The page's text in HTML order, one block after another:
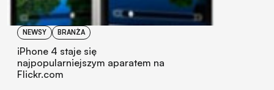
NEWSY BRANŻA
iPhone 4 staje się
najpopularniejszym aparatem na
Flickr.com